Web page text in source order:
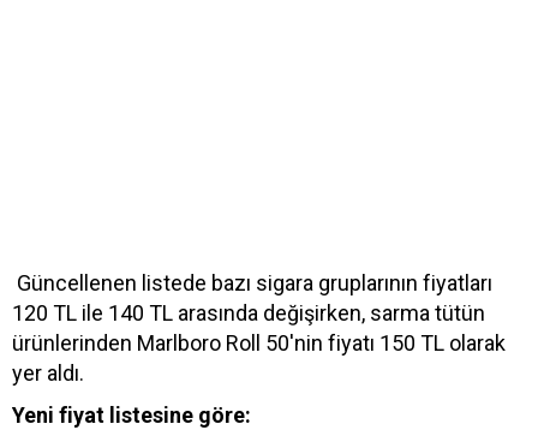
Güncellenen listede bazı sigara gruplarının fiyatları
120 TL ile 140 TL arasında değişirken, sarma tütün
ürünlerinden Marlboro Roll 50'nin fiyatı 150 TL olarak
yer aldı.
Yeni fiyat listesine göre: